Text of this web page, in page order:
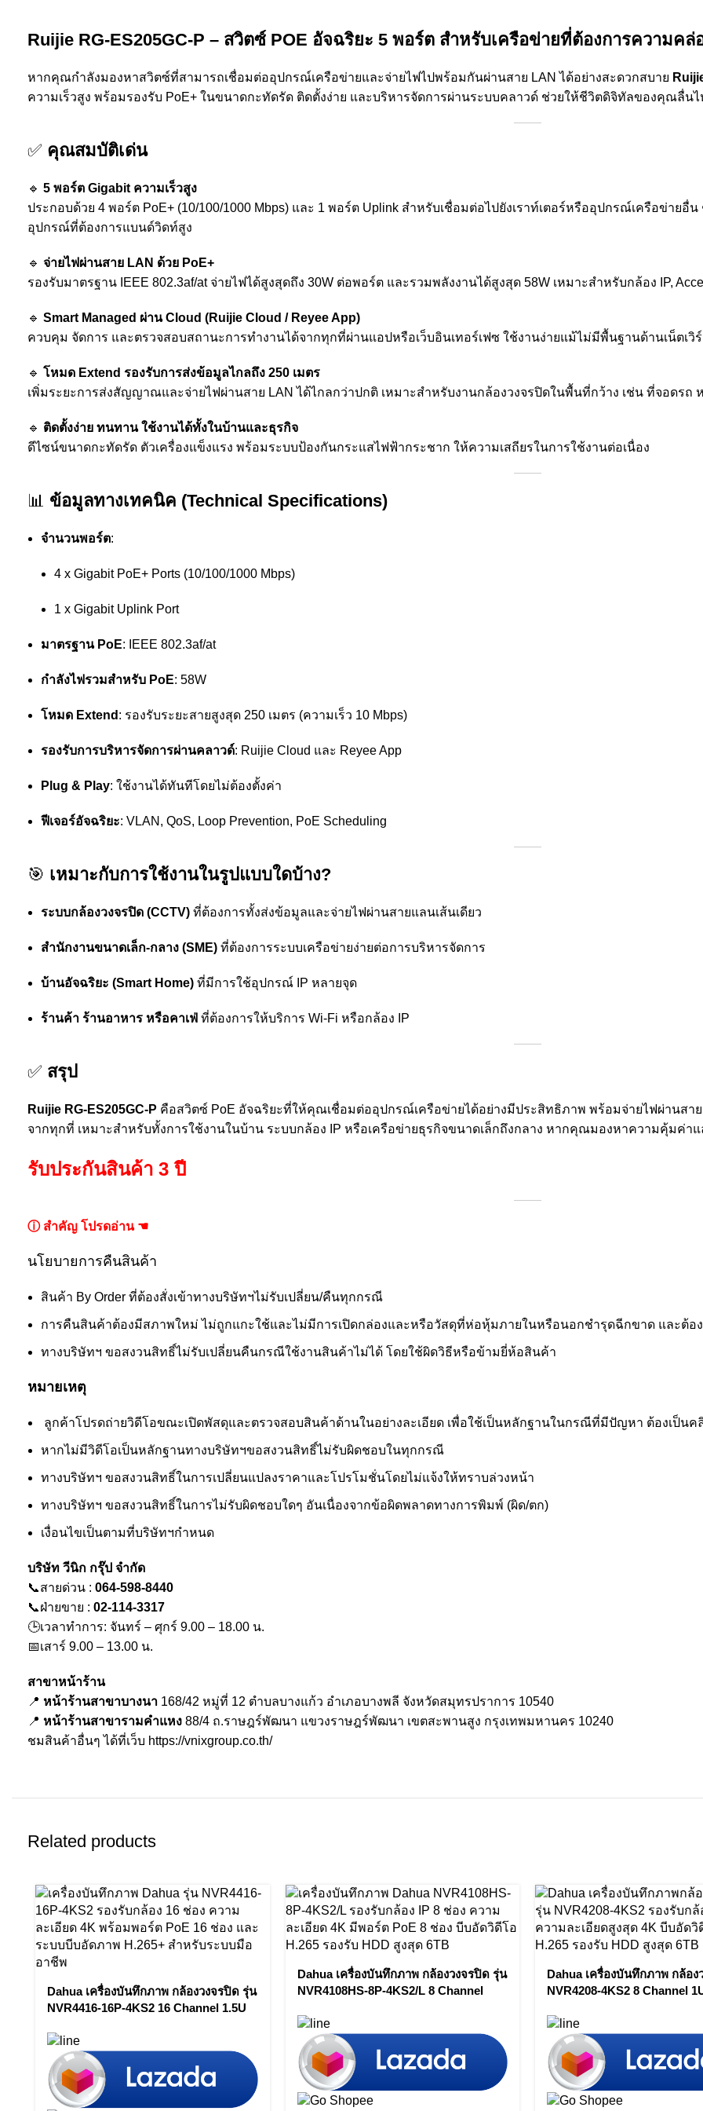
Ruijie RG-ES205GC-P – สวิตซ์ POE อัจฉริยะ 5 พอร์ต สำหรับเครือข่ายที่ต้องการความคล่
หากคุณกำลังมองหาสวิตซ์ที่สามารถเชื่อมต่ออุปกรณ์เครือข่ายและจ่ายไฟไปพร้อมกันผ่านสาย LAN ได้อย่างสะดวกสบาย
ความเร็วสูง พร้อมรองรับ PoE+ ในขนาดกะทัดรัด ติดตั้งง่าย และบริหารจัดการผ่านระบบคลาวด์ ช่วยให้ชีวิตดิจิทัลของคุณลื่น
✅ คุณสมบัติเด่น
🔹 5 พอร์ต Gigabit ความเร็วสูง
ประกอบด้วย 4 พอร์ต PoE+ (10/100/1000 Mbps) และ 1 พอร์ต Uplink สำหรับเชื่อมต่อไปยังเราท์เตอร์หรืออุปกรณ์เครือข่ายอื่
อุปกรณ์ที่ต้องการแบนด์วิดท์สูง
🔹 จ่ายไฟผ่านสาย LAN ด้วย PoE+
รองรับมาตรฐาน IEEE 802.3af/at จ่ายไฟได้สูงสุดถึง 30W ต่อพอร์ต และรวมพลังงานได้สูงสุด 58W เหมาะสำหรับกล้อง IP,
🔹 Smart Managed ผ่าน Cloud (Ruijie Cloud / Reyee App)
ควบคุม จัดการ และตรวจสอบสถานะการทำงานได้จากทุกที่ผ่านแอปหรือเว็บอินเทอร์เฟซ ใช้งานง่ายแม้ไม่มีพื้นฐานด้านเน็ตเวิ
🔹 โหมด Extend รองรับการส่งข้อมูลไกลถึง 250 เมตร
เพิ่มระยะการส่งสัญญาณและจ่ายไฟผ่านสาย LAN ได้ไกลกว่าปกติ เหมาะสำหรับงานกล้องวงจรปิดในพื้นที่กว้าง เช่น ที่จอดรถ
🔹 ติดตั้งง่าย ทนทาน ใช้งานได้ทั้งในบ้านและธุรกิจ
ดีไซน์ขนาดกะทัดรัด ตัวเครื่องแข็งแรง พร้อมระบบป้องกันกระแสไฟฟ้ากระชาก ให้ความเสถียรในการใช้งานต่อเนื่อง
📊 ข้อมูลทางเทคนิค (Technical Specifications)
จำนวนพอร์ต:
4 x Gigabit PoE+ Ports (10/100/1000 Mbps)
1 x Gigabit Uplink Port
มาตรฐาน PoE: IEEE 802.3af/at
กำลังไฟรวมสำหรับ PoE: 58W
โหมด Extend : รองรับระยะสายสูงสุด 250 เมตร (ความเร็ว 10 Mbps)
รองรับการบริหารจัดการผ่านคลาวด์: Ruijie Cloud และ Reyee App
Plug & Play: ใช้งานได้ทันทีโดยไม่ต้องตั้งค่า
ฟีเจอร์อัจฉริยะ: VLAN, QoS, Loop Prevention, PoE Scheduling
🎯 เหมาะกับการใช้งานในรูปแบบใดบ้าง?
ระบบกล้องวงจรปิด (CCTV) ที่ต้องการทั้งส่งข้อมูลและจ่ายไฟผ่านสายแลนเส้นเดียว
สำนักงานขนาดเล็ก-กลาง (SME) ที่ต้องการระบบเครือข่ายง่ายต่อการบริหารจัดการ
บ้านอัจฉริยะ (Smart Home) ที่มีการใช้อุปกรณ์ IP หลายจุด
ร้านค้า ร้านอาหาร หรือคาเฟ่ ที่ต้องการให้บริการ Wi-Fi หรือกล้อง IP
✅ สรุป
Ruijie RG-ES205GC-P คือสวิตซ์ PoE อัจฉริยะที่ให้คุณเชื่อมต่ออุปกรณ์เครือข่ายได้อย่างมีประสิทธิภาพ พร้อมจ่ายไฟผ่านสา
จากทุกที่ เหมาะสำหรับทั้งการใช้งานในบ้าน ระบบกล้อง IP หรือเครือข่ายธุรกิจขนาดเล็กถึงกลาง หากคุณมองหาความคุ้มค่า
รับประกันสินค้า 3 ปี
ⓘ สำคัญ โปรดอ่าน ☚
นโยบายการคืนสินค้า
สินค้า By Order ที่ต้องสั่งเข้าทางบริษัทฯไม่รับเปลี่ยน/คืนทุกกรณี
การคืนสินค้าต้องมีสภาพใหม่ ไม่ถูกแกะใช้และไม่มีการเปิดกล่องและหรือวัสดุที่ห่อหุ้มภายในหรือนอกชำรุดฉีกขาด และต้
ทางบริษัทฯ ขอสงวนสิทธิ์ไม่รับเปลี่ยนคืนกรณีใช้งานสินค้าไม่ได้ โดยใช้ผิดวิธีหรือข้ามยี่ห้อสินค้า
หมายเหตุ
ลูกค้าโปรดถ่ายวิดีโอขณะเปิดพัสดุและตรวจสอบสินค้าด้านในอย่างละเอียด เพื่อใช้เป็นหลักฐานในกรณีที่มีปัญหา ต้องเป็นค
หากไม่มีวิดีโอเป็นหลักฐานทางบริษัทฯขอสงวนสิทธิ์ไม่รับผิดชอบในทุกกรณี
ทางบริษัทฯ ขอสงวนสิทธิ์ในการเปลี่ยนแปลงราคาและโปรโมชั่นโดยไม่แจ้งให้ทราบล่วงหน้า
ทางบริษัทฯ ขอสงวนสิทธิ์ในการไม่รับผิดชอบใดๆ อันเนื่องจากข้อผิดพลาดทางการพิมพ์ (ผิด/ตก)
เงื่อนไขเป็นตามที่บริษัทฯกำหนด
บริษัท วีนิก กรุ๊ป จำกัด
📞สายด่วน : 064-598-8440
📞ฝ่ายขาย : 02-114-3317
🕒เวลาทำการ: จันทร์ – ศุกร์ 9.00 – 18.00 น.
📅เสาร์ 9.00 – 13.00 น.
สาขาหน้าร้าน
📍 หน้าร้านสาขาบางนา 168/42 หมู่ที่ 12 ตำบลบางแก้ว อำเภอบางพลี จังหวัดสมุทรปราการ 10540
📍 หน้าร้านสาขารามคำแหง 88/4 ถ.ราษฎร์พัฒนา แขวงราษฎร์พัฒนา เขตสะพานสูง กรุงเทพมหานคร 10240
ชมสินค้าอื่นๆ ได้ที่เว็บ https://vnixgroup.co.th/
Related products
Dahua เครื่องบันทึกภาพ กล้องวงจรปิด รุ่น
NVR4416-16P-4KS2 16 Channel 1.5U
Recorder by Vnix Group
Dahua เครื่องบันทึกภาพ กล้องวงจรปิด รุ่น
NVR4108HS-8P-4KS2/L 8 Channel
Recorder by Vnix Group
Dahua เครื่องบันทึกภาพ กล้อง
NVR4208-4KS2 8 Channel
Recorder by Vnix Group